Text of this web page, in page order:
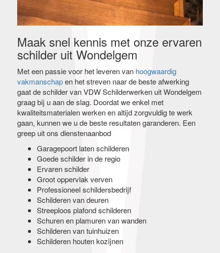
Maak snel kennis met onze ervaren
schilder uit Wondelgem
Met een passie voor het leveren van hoogwaardig
vakmanschapen het streven naar de beste afwerking
gaat de schilder van VDW Schilderwerken uit Wondelgem
graag bij u aan de slag. Doordat we enkel met
kwaliteitsmaterialen werken en altijd zorgvuldig te werk
gaan, kunnen we u de beste resultaten garanderen. Een
greep uit ons dienstenaanbod
Garagepoort laten schilderen
Goede schilder in de regio
Ervaren schilder
Groot oppervlak verven
Professioneel schildersbedrijf
Schilderen van deuren
Streeploos plafond schilderen
Schuren en plamuren van wanden
Schilderen van tuinhuizen
Schilderen houten kozijnen